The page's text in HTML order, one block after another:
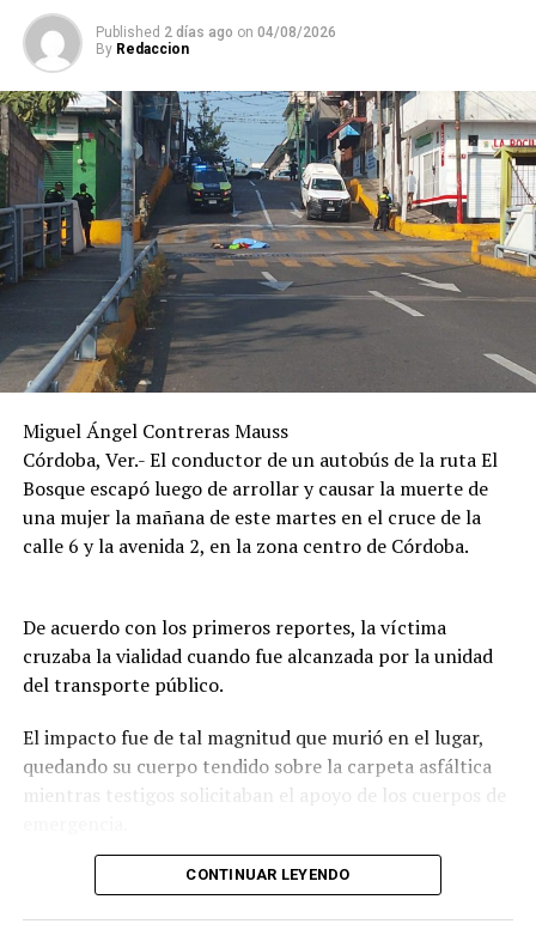
De acuerdo con versiones recabadas en el lugar, el
conductor del automóvil permaneció en el sitio tras el
percance, en tanto las autoridades realizaron las
diligencias correspondientes para determinar las causas
del accidente y el deslinde de responsabilidades.
Published 2 días ago on 04/08/2026
By Redaccion
Miguel Ángel Contreras Mauss
Córdoba, Ver.- El conductor de un autobús de la ruta El
Bosque escapó luego de arrollar y causar la muerte de
una mujer la mañana de este martes en el cruce de la
calle 6 y la avenida 2, en la zona centro de Córdoba.
De acuerdo con los primeros reportes, la víctima
cruzaba la vialidad cuando fue alcanzada por la unidad
del transporte público.
El impacto fue de tal magnitud que murió en el lugar,
quedando su cuerpo tendido sobre la carpeta asfáltica
mientras testigos solicitaban el apoyo de los cuerpos de
CONTINUAR LEYENDO